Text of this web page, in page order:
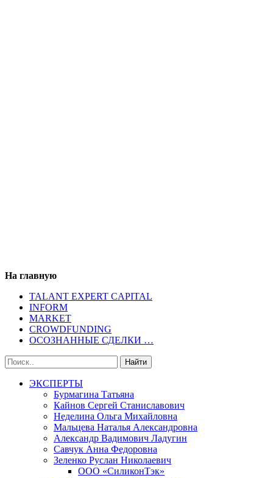
На главную
TALANT EXPERT CAPITAL
INFORM
MARKET
CROWDFUNDING
ОСОЗНАННЫЕ СДЕЛКИ …
ЭКСПЕРТЫ
Бурмагина Татьяна
Кайнов Сергей Станиславович
Неделина Ольга Михайловна
Мальцева Наталья Александровна
Александр Вадимович Ладугин
Савчук Анна Федоровна
Зеленко Руслан Николаевич
ООО «СиликонТэк»